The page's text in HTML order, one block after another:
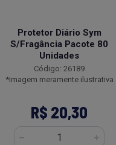
Protetor Diário Sym
S/Fragância Pacote 80
Unidades
Código: 26189
*Imagem meramente ilustrativa
R$ 20,30